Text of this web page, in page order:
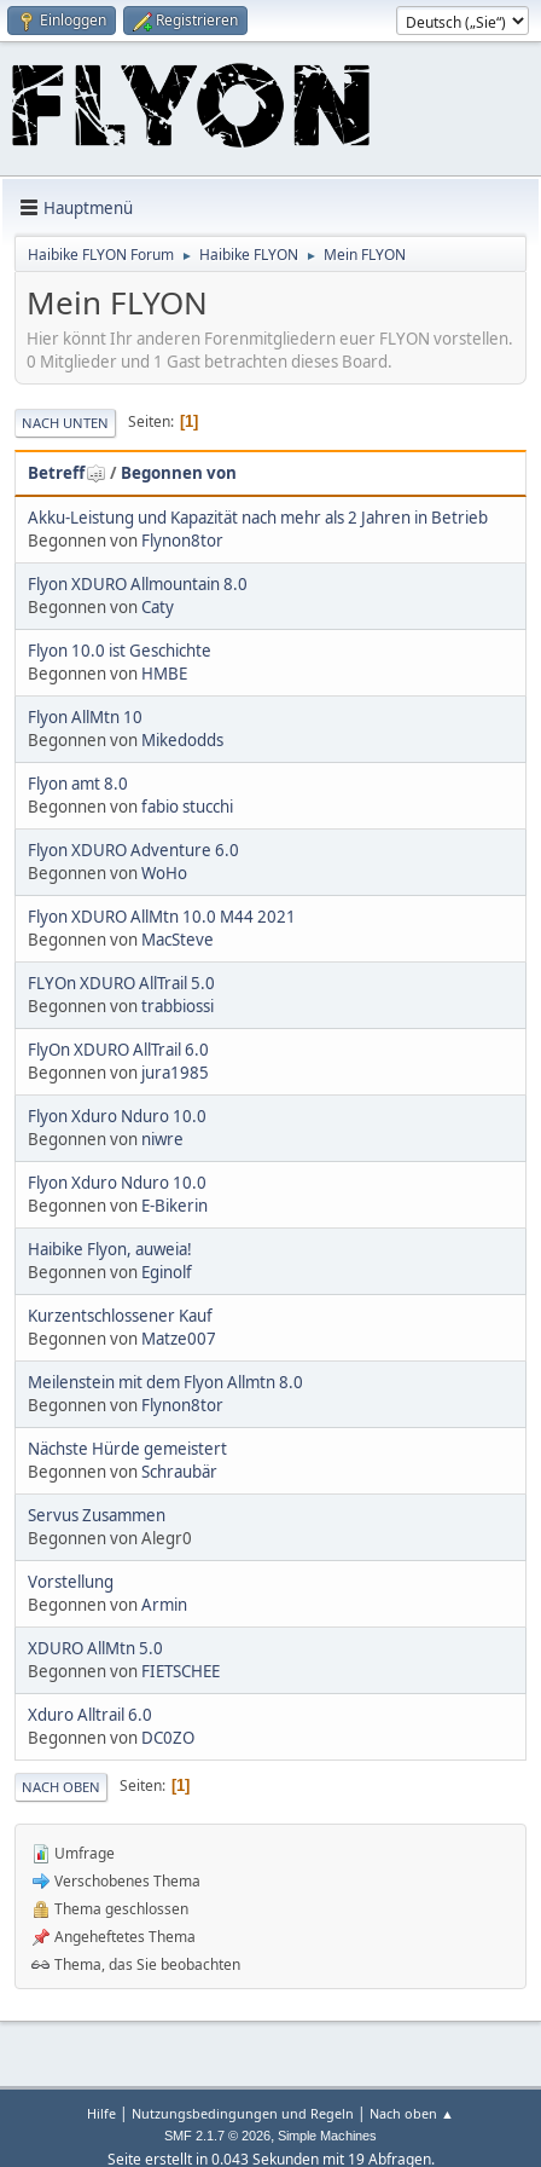
Einloggen Registrieren
Hauptmenü
Haibike FLYON Forum ► Haibike FLYON ► Mein FLYON
Mein FLYON
Hier könnt Ihr anderen Forenmitgliedern euer FLYON vorstellen.
0 Mitglieder und 1 Gast betrachten dieses Board.
NACH UNTEN Seiten 1
Betreff / Begonnen von
Akku-Leistung und Kapazität nach mehr als 2 Jahren in Betrieb
Begonnen von Flynon8tor
Flyon XDURO Allmountain 8.0
Begonnen vonCaty
Flyon 10.0 ist Geschichte
Begonnen von HMBE
Flyon AllMtn 10
Begonnen von Mikedodds
Flyon amt 8.0
Begonnen vonfabio stucchi
Flyon XDURO Adventure 6.0
Begonnen vonWoHo
Flyon XDURO AllMtn 10.0 M44 2021
Begonnen von MacSteve
FLYOn XDURO AllTrail 5.0
Begonnen vontrabbiossi
FlyOn XDURO AllTrail 6.0
Begonnen von jura1985
Flyon Xduro Nduro 10.0
Begonnen von niwre
Flyon Xduro Nduro 10.0
Begonnen von E-Bikerin
Haibike Flyon, auweia!
Begonnen von Eginolf
Kurzentschlossener Kauf
Begonnen von Matze007
Meilenstein mit dem Flyon Allmtn 8.0
Begonnen von Flynon8tor
Nächste Hürde gemeistert
Begonnen vonSchraubär
Servus Zusammen
Begonnen von Alegr0
Vorstellung
Begonnen vonArmin
XDURO AllMtn 5.0
Begonnen von FIETSCHEE
Xduro Alltrail 6.0
Begonnen von DC0ZO
NACH OBEN Seiten 1
Umfrage
Verschobenes Thema
Thema geschlossen
Angeheftetes Thema
Thema, das Sie beobachten
Hilfe | Nutzungsbedingungen und Regeln | Nach oben ▲
SMF 2.1.7 © 2026, Simple Machines
Seite erstellt in 0.043 Sekunden mit 19 Abfragen.